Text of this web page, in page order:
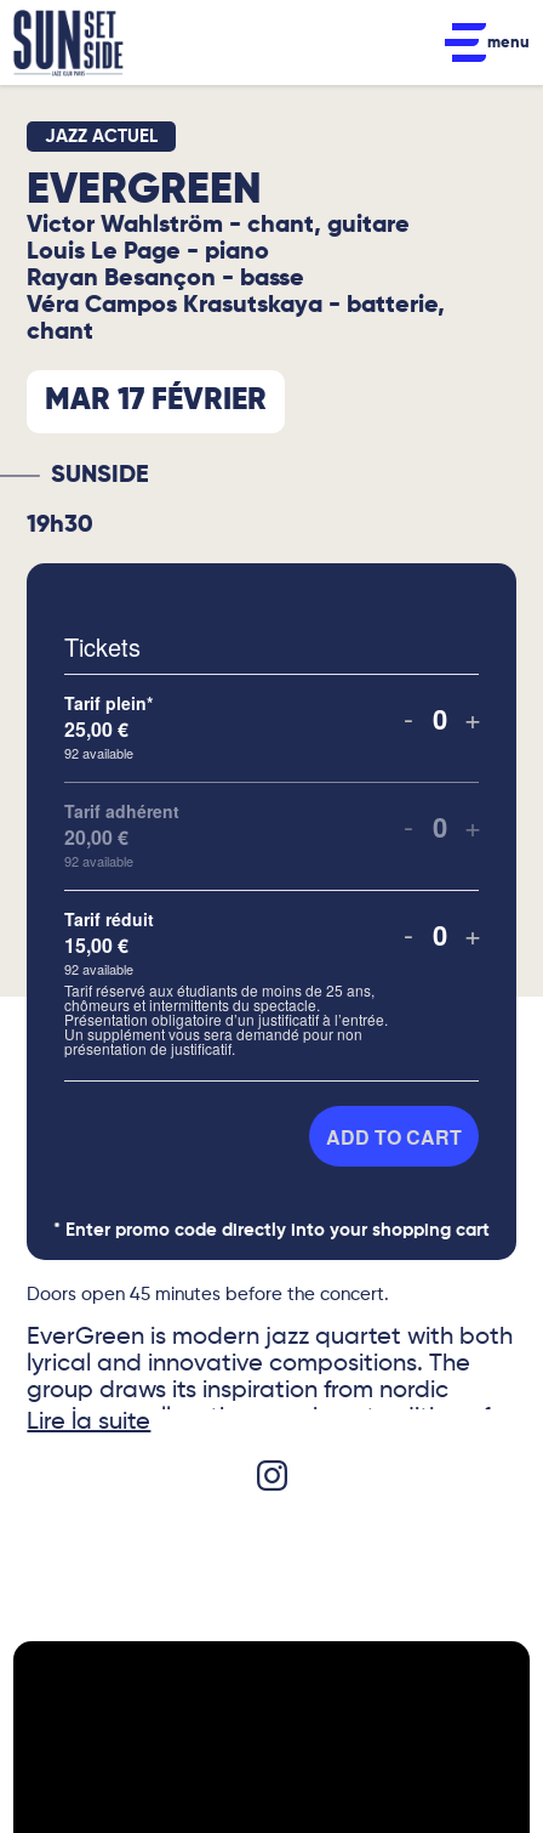
menu
JAZZ ACTUEL
EVERGREEN
Victor Wahlström - chant, guitare
Louis Le Page - piano
Rayan Besançon - basse
Véra Campos Krasutskaya - batterie,
chant
MAR 17 FÉVRIER
SUNSIDE
19h30
Tickets
Tarif plein*
25,00€
92available
- Quantity
+
Tarif adhérent
20,00€
92available
- Quantity
+
Tarif réduit
Tarif réservé aux étudiants de moins de 25 ans,
chômeurs et intermittents du spectacle.
Présentation obligatoire d’un justificatif à l’entrée.
Un supplément vous sera demandé pour non
présentation de justificatif.
15,00€
92available
- Quantity
+
ADD TO CART
* Enter promo code directly into your shopping cart
Doors open 45 minutes before the concert.
EverGreen is modern jazz quartet with both
lyrical and innovative compositions. The
group draws its inspiration from nordic
music as well as the american tradition of
Julian Lage). The gripping songs, both raw
and poetic by the Swedish guitarist Victor
Lire la suite